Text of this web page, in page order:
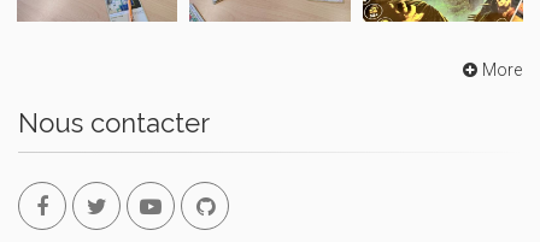
More
Nous contacter